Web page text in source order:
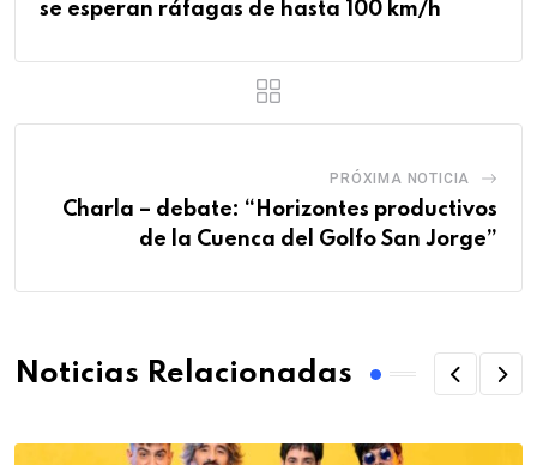
se esperan ráfagas de hasta 100 km/h
PRÓXIMA NOTICIA
Charla – debate: “Horizontes productivos
de la Cuenca del Golfo San Jorge”
Noticias Relacionadas